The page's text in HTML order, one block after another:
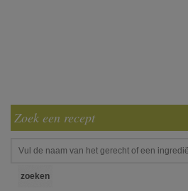
Zoek een recept